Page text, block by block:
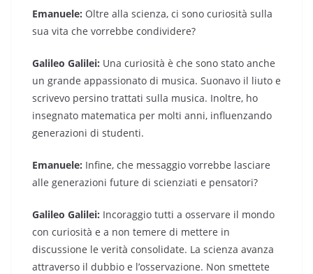
Emanuele: Oltre alla scienza, ci sono curiosità sulla
sua vita che vorrebbe condividere?
Galileo Galilei: Una curiosità è che sono stato anche
un grande appassionato di musica. Suonavo il liuto e
scrivevo persino trattati sulla musica. Inoltre, ho
insegnato matematica per molti anni, influenzando
generazioni di studenti.
Emanuele: Infine, che messaggio vorrebbe lasciare
alle generazioni future di scienziati e pensatori?
Galileo Galilei: Incoraggio tutti a osservare il mondo
con curiosità e a non temere di mettere in
discussione le verità consolidate. La scienza avanza
attraverso il dubbio e l’osservazione. Non smettete